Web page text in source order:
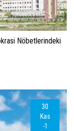
Nöbetlerindeki
30
Kas
-1